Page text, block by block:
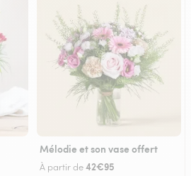
Mélodie et son vase offert
À partir de42€95